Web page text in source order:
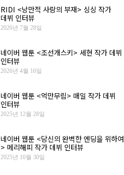
RIDI <낭만적 사랑의 부재> 싱싱 작가
데뷔 인터뷰
2026년 7월 28일
네이버 웹툰 <조선개스키> 세현 작가 데뷔
인터뷰
2026년 4월 16일
네이버 웹툰 <억만무림> 매일 작가 데뷔
인터뷰
2025년 12월 28일
네이버 웹툰 <당신의 완벽한 엔딩을 위하여
> 메리해피 작가 데뷔 인터뷰
2025년 10월 30일